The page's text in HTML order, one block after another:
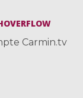
Carmin.tv